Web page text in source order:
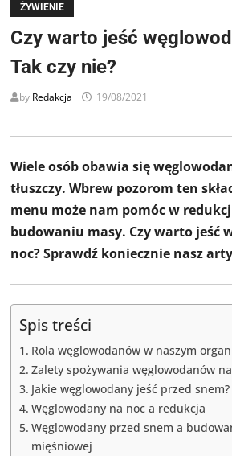
ŻYWIENIE
Czy warto jeść
Tak czy nie?
by Redakcja 19/08/2021
Wiele osób obawia się
tłuszczy. Wbrew pozorom ten
menu może nam pomóc w
budowaniu masy. Czy warto jeść
noc? Sprawdź koniecznie nasz
Spis treści
Rola węglowodanów w naszym
Zalety spożywania węglowodanów
Jakie węglowodany jeść przed snem?
Węglowodany na noc a redukcja
Węglowodany przed snem a
mięśniowej